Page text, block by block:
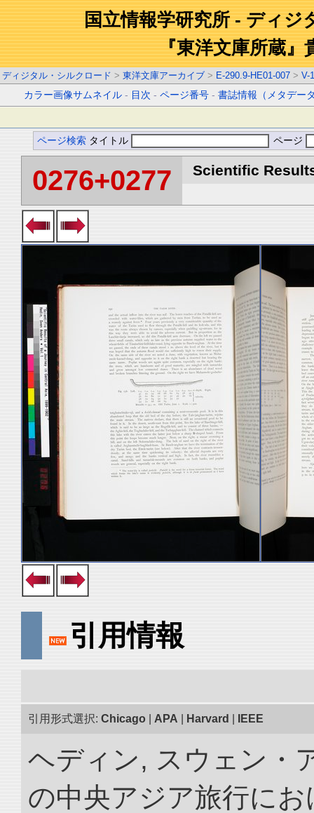
国立情報学研究所 - ディジ
『東洋文庫所蔵』
ディジタル・シルクロード > 東洋文庫アーカイブ > E-290.9-HE01-007 > V-1
カラー画像サムネイル - 目次 -ページ番号 -書誌情報（メタデー
ページ検索 タイトル ページ
0276+0277 Scientific
引用情報
引用形式選択: Chicago APA Harvard IEEE
ヘディン, スウェン・
の中央アジア旅行にお